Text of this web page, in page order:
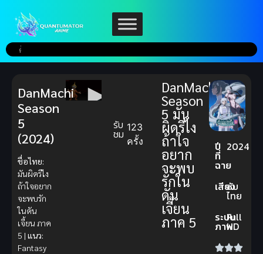
รับ
ชม 123
ครั้ง
DanMachi
Season
5 มัน
ผิดรึไง
ถ้าใจ
อยาก
จะพบ
รักใน
ดัน
เจี้ยน
ภาค 5
ปี
ที่
ฉาย
2024
เสียง
ซับ
ไทย
ระบบ
ภาพ
Full
HD
DanMachi
Season
5
(2024)
ชื่อไทย:
มันผิดรึไง
ถ้าใจอยาก
จะพบรัก
ในดัน
เจี้ยน ภาค
5 | แนว:
Fantasy